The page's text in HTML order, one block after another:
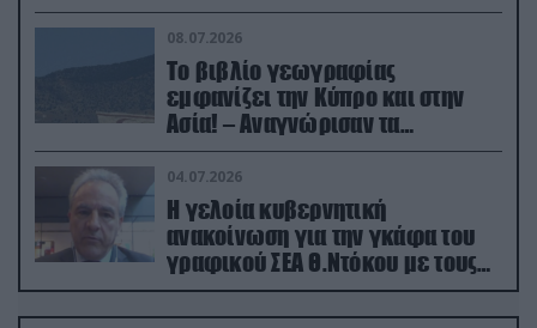
08.07.2026
Το βιβλίο γεωγραφίας
εμφανίζει την Κύπρο και στην
Ασία! – Αναγνώρισαν τα
κατεχόμενα; (φωτο)
04.07.2026
Η γελοία κυβερνητική
ανακοίνωση για την γκάφα του
γραφικού ΣΕΑ Θ.Ντόκου με τους
Ρώσους φαρσέρ